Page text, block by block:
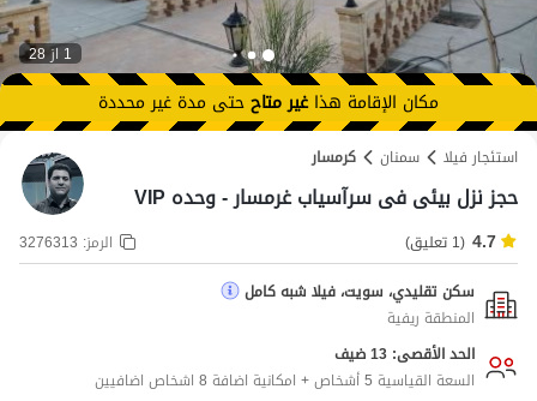
1 از 28
مكان الإقامة هذاغير متاححتى مدة غير محددة
استئجار فيلا سمنان کرمسار
حجز نزل بیئی فی سرآسیاب غرمسار - وحده VIP
4.7 (1 تعليق) الرمز: 3276313
سكن تقليدي، سويت، فيلا شبه كامل
المنطقة ريفية
الحد الأقصى: 13 ضيف
السعة القياسية 5 أشخاص + امكانية اضافة 8 اشخاص اضافيين